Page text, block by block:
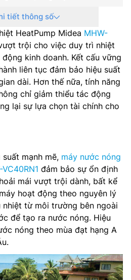
Loại ống lồng ống bằng đồng
tử
A (MODBUS)
0.849 m3/h
quanh: -15 đến 46 độ C
tiết thông số
HeatPump Midea MHW-
trội cho việc duy trì nhiệt
kinh doanh. Kết cấu vững
liên tục đảm bảo hiệu suất
dài. Hơn thế nữa, tính năng
chỉ giảm thiểu tác động
lại sự lựa chọn tài chính cho
mạnh mẽ, máy nước nóng
đảm bảo sự ổn định
mái vượt trội dành, bất kể
hoạt động theo nguyên lý
nhiệt từ môi trường bên ngoài
để tạo ra nước nóng. Hiệu
nóng theo mùa đạt hạng A